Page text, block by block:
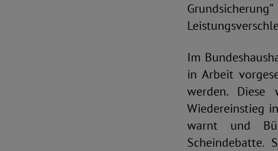
Im
in Arbeit
werden. Diese
Wiedereinstieg
warnt und
Scheindebatte.